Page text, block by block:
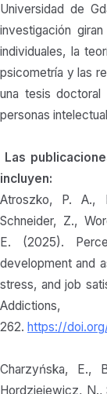
Universidad de
investigación
individuales, la
psicometría y las
una tesis doctoral
personas
Las
incluyen:
Atroszko, P. A.,
Schneider, Z.,
E. (2025).
development and
stress, and job
262. https://
Charzyńska, E.,
Hordziejewicz, N.,